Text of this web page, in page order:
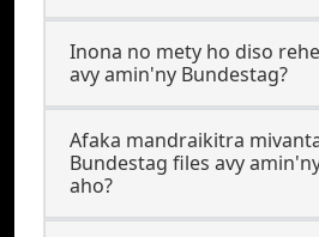
Inona no mety ho diso
avy amin'ny Bundestag?
Afaka mandraikitra
Bundestag files avy
aho?